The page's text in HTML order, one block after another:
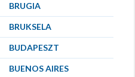
BRUGIA
BRUKSELA
BUDAPESZT
BUENOS AIRES